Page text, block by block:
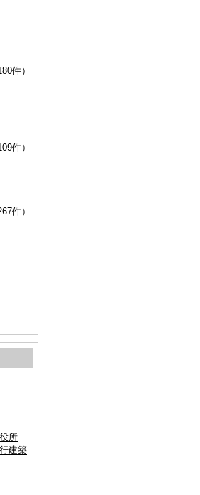
件）
件）
件）
所
建築